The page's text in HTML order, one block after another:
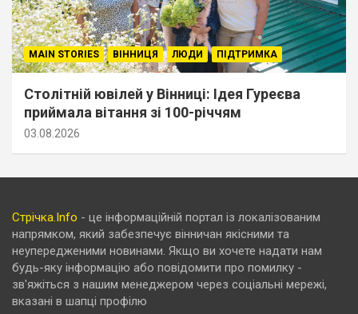
MAIN STORIES ВІННИЦЯ ЛЮДИ ПІДТРИМКА
Столітній ювілей у Вінниці: Ідея Гуреєва
приймала вітання зі 100-річчям
03.08.2026
Стрічка.Info - це інформаційній портал із локалізованим
напрямком, який забезпечує вінничан якісними та
неупередженими новинами. Якщо ви хочете надати нам
будь-яку інформацію або повідомити про помилку -
зв'яжіться з нашим менеджером через соціальні мережі,
вказані в шапці профілю